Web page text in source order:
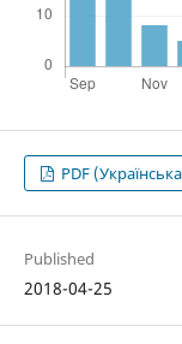
PDF
Published
2018-04-25